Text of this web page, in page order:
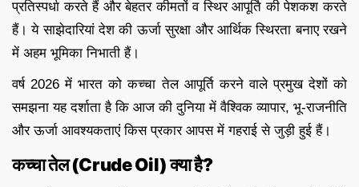
प्रतिस्पर्धा करते हैं और बेहतर कीमतों व स्थिर आपूर्ति की पेशकश करते
हैं। ये साझेदारियां देश की ऊर्जा सुरक्षा और आर्थिक स्थिरता बनाए रखने
में अहम भूमिका निभाती हैं।
वर्ष 2026 में भारत को कच्चा तेल आपूर्ति करने वाले प्रमुख देशों को
समझना यह दर्शाता है कि आज की दुनिया में वैश्विक व्यापार, भू-राजनीति
और ऊर्जा आवश्यकताएं किस प्रकार आपस में गहराई से जुड़ी हुई हैं।
कच्चा तेल (Crude Oil) क्या है?